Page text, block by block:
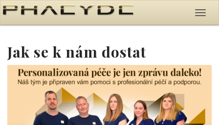
Jak se k nám dostat